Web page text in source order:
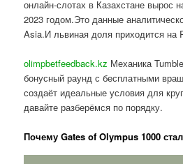
онлайн-слотах в Казахстане вырос
2023 годом.Это данные
Asia.И львиная доля приходится на
olimpbetfeedback.kz Механика
бонусный раунд с бесплатными
создаёт идеальные условия для
давайте разберёмся по порядку.
Почему Gates of Olympus 1000